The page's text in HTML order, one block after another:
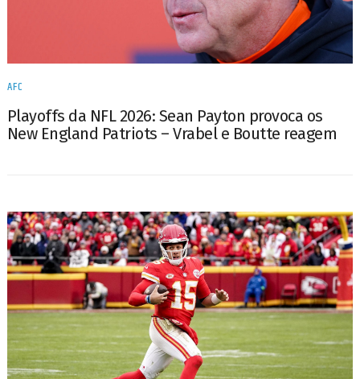
AFC
Playoffs da NFL 2026: Sean Payton provoca os
New England Patriots – Vrabel e Boutte reagem